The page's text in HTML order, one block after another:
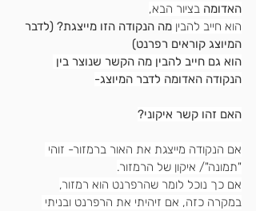
האדומה בציור הבא,
הוא חייב להבין מה הנקודה הזו מייצגת? (לדבר
המיוצג קוראים רפרנט)
הוא גם חייב להבין מה הקשר שנוצר בין
הנקודה האדומה לדבר המיוצג-
האם זהו קשר איקוני?
אם הנקודה מייצגת את האור ברמזור- זוהי
"תמונה"/ איקון של הרמזור.
אם כך נוכל לומר שהרפרנט הוא רמזור,
במקרה כזה, אם זיהיתי את הרפרנט ובניתי